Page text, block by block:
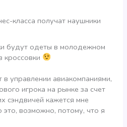
класса получат наушники
будут одеты в молодежном
кроссовки
в управлении авиакомпаниями,
игрока на рынке за счет
сэндвичей кажется мне
возможно, потому, что я